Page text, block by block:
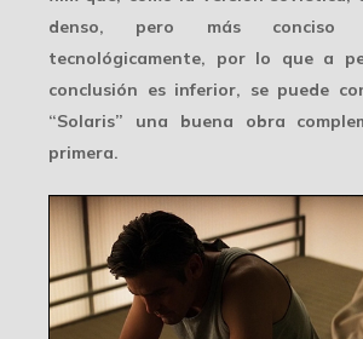
denso, pero más conciso
tecnológicamente, por lo que a
conclusión es inferior, se puede
“Solaris” una buena obra
primera.